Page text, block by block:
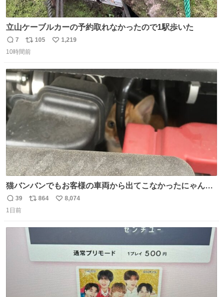
立山ケーブルカーの予約取れなかったので1駅歩いた
返
信
7
リ
ポ
ト
数
105
い
数
1,219
10時間前
猫バンバンでもお客様の車両から出てこなかったにゃんこ
🐈 救出しようとした工場長が腕を引っ掻かれ、ぱんぱんに
膨れ上がり、傷だらけ血だらけになりながらも何とか救出
返
信
39
リ
ト
数
864
い
8,074
1日前